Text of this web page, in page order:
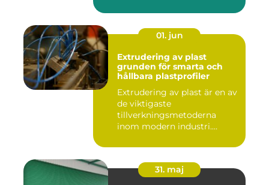
01. jun
Extrudering av plast
grunden för smarta och
hållbara plastprofiler
Extrudering av plast är en av
de viktigaste
tillverkningsmetoderna
inom modern industri.
31. maj